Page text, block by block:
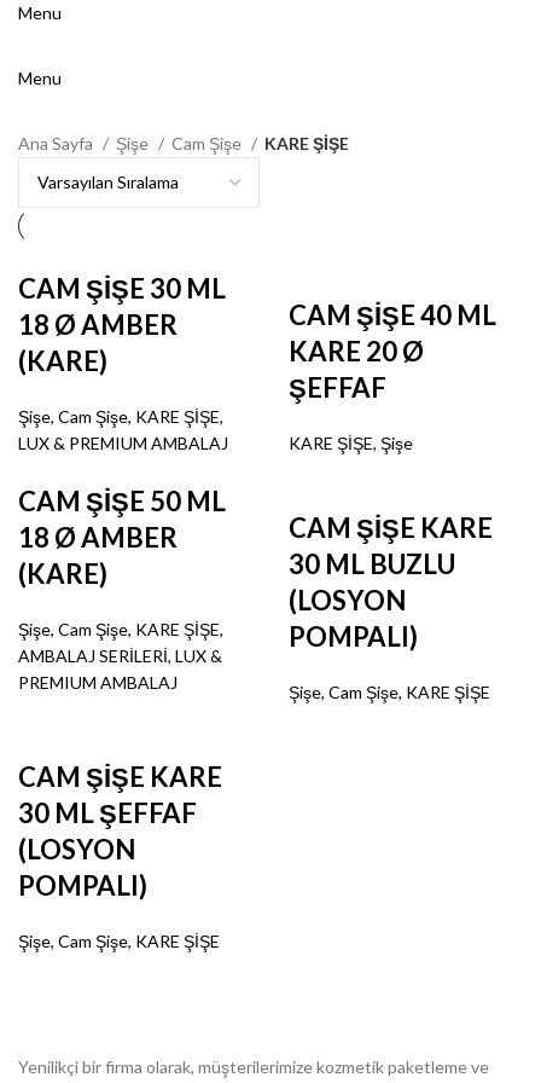
Menu
Menu
Ana Sayfa Şişe Cam Şişe KARE ŞİŞE
CAM ŞİŞE 30 ML
18 Ø AMBER
(KARE)
Şişe, Cam Şişe, KARE ŞİŞE,
LUX & PREMIUM AMBALAJ
CAM ŞİŞE 40 ML
KARE 20 Ø
ŞEFFAF
KARE ŞİŞE, Şişe
CAM ŞİŞE 50 ML
18 Ø AMBER
(KARE)
Şişe, Cam Şişe, KARE ŞİŞE,
AMBALAJ SERİLERİ, LUX &
PREMIUM AMBALAJ
CAM ŞİŞE KARE
30 ML BUZLU
(LOSYON
POMPALI)
Şişe, Cam Şişe, KARE ŞİŞE
CAM ŞİŞE KARE
30 ML ŞEFFAF
(LOSYON
POMPALI)
Şişe, Cam Şişe, KARE ŞİŞE
Yenilikçi bir firma olarak, müşterilerimize kozmetik paketleme ve